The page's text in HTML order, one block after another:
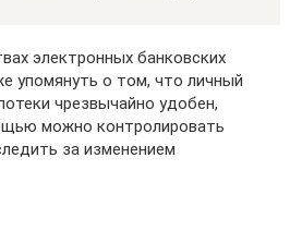
электронных банковских
упомянуть о том, что личный
чрезвычайно удобен,
можно контролировать
за изменением